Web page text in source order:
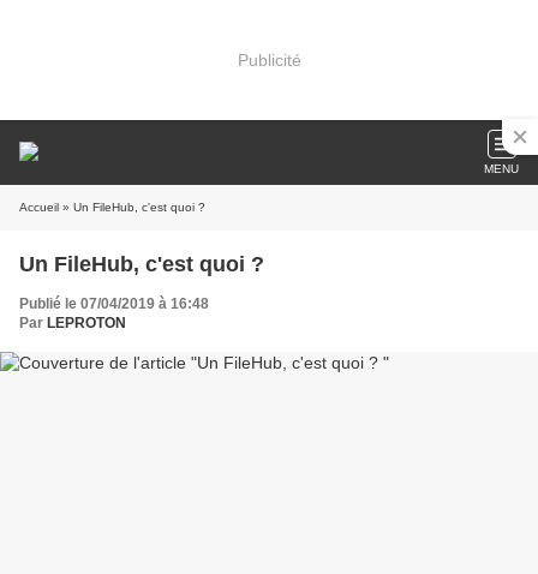
Publicité
MENU
Accueil » Un FileHub, c'est quoi ?
Un FileHub, c'est quoi ?
Publié le 07/04/2019 à 16:48
Par LEPROTON